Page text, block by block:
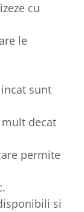
cu
le
sunt
decat
permite
si